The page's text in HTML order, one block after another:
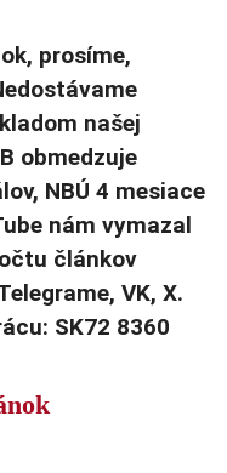
prosíme,
našej
obmedzuje
NBÚ 4 mesiace
nám vymazal
článkov
VK, X.
SK72 8360